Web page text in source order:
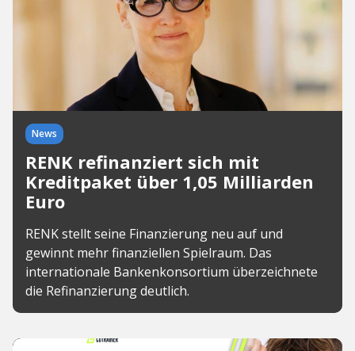
News
RENK refinanziert sich mit
Kreditpaket über 1,05 Milliarden
Euro
RENK stellt seine Finanzierung neu auf und
gewinnt mehr finanziellen Spielraum. Das
internationale Bankenkonsortium überzeichnete
die Refinanzierung deutlich.